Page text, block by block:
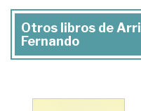
Otros libros de
Fernando